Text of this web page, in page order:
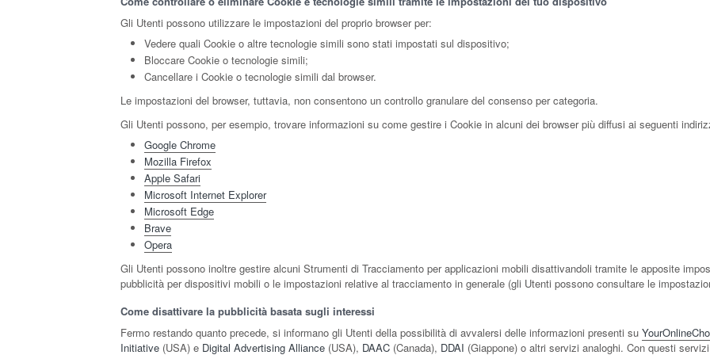
Gli Utenti possono utilizzare le impostazioni del proprio browser per:
Vedere quali Cookie o altre tecnologie simili sono stati impostati sul dispositivo;
Bloccare Cookie o tecnologie simili;
Cancellare i Cookie o tecnologie simili dal browser.
Le impostazioni del browser, tuttavia, non consentono un controllo granulare del consenso per categoria.
Gli Utenti possono, per esempio, trovare informazioni su come gestire i Cookie in alcuni dei browser più diffusi ai seguenti
Google Chrome
Mozilla Firefox
Apple Safari
Microsoft Internet Explorer
Microsoft Edge
Brave
Opera
Gli Utenti possono inoltre gestire alcuni Strumenti di Tracciamento per applicazioni mobili disattivandoli tramite le apposite
pubblicità per dispositivi mobili o le impostazioni relative al tracciamento in generale (gli Utenti possono consultare le
Come disattivare la pubblicità basata sugli interessi
Fermo restando quanto precede, si informano gli Utenti della possibilità di avvalersi delle informazioni presenti su
Initiative (USA) e Digital Advertising Alliance (USA), DAAC (Canada), DDAI (Giappone) o altri servizi analoghi. Con questi